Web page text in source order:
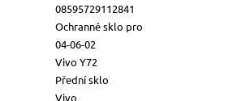
08595729112841
Ochranné sklo pro
04-06-02
Vivo Y72
Přední sklo
Vivo